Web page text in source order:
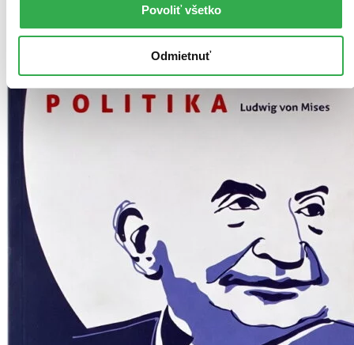
Povoliť všetko
Odmietnuť